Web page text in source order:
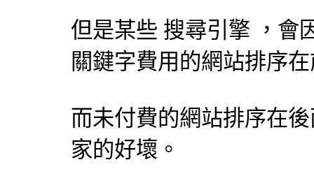
但是某些 搜尋引擎 ，會
關鍵字費用的網站排序
而未付費的網站排序在
家的好壞。